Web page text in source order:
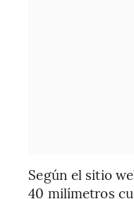
Según el sitio
40 milímetros